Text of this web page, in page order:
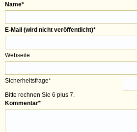
Name*
E-Mail (wird nicht veröffentlicht)*
Webseite
Sicherheitsfrage*
Bitte rechnen Sie 6 plus 7.
Kommentar*